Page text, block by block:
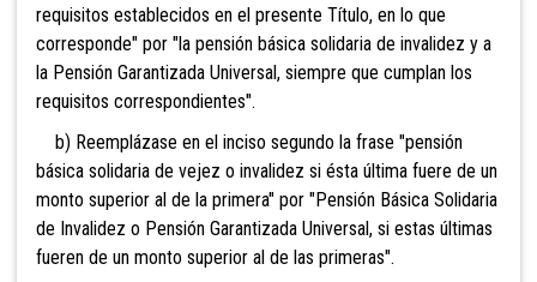
requisitos establecidos en el presente Título, en lo que
corresponde" por "la pensión básica solidaria de invalidez y a
la Pensión Garantizada Universal, siempre que cumplan los
requisitos correspondientes".
b) Reemplázase en el inciso segundo la frase "pensión
básica solidaria de vejez o invalidez si ésta última fuere de un
monto superior al de la primera" por "Pensión Básica Solidaria
de Invalidez o Pensión Garantizada Universal, si estas últimas
fueren de un monto superior al de las primeras".